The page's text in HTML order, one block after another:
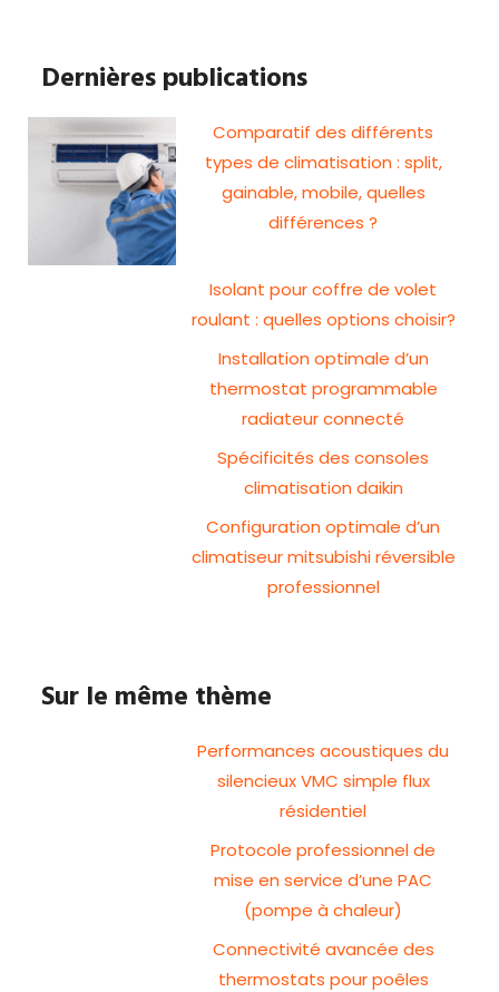
Dernières publications
Comparatif des différents
types de climatisation : split,
gainable, mobile, quelles
différences ?
Isolant pour coffre de volet
roulant : quelles options choisir?
Installation optimale d’un
thermostat programmable
radiateur connecté
Spécificités des consoles
climatisation daikin
Configuration optimale d’un
climatiseur mitsubishi réversible
professionnel
Sur le même thème
Performances acoustiques du
silencieux VMC simple flux
résidentiel
Protocole professionnel de
mise en service d’une PAC
(pompe à chaleur)
Connectivité avancée des
thermostats pour poêles